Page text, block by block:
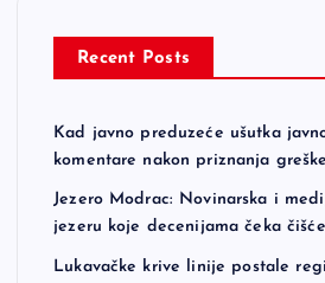
Recent Posts
Kad javno preduzeće ušutka
komentare nakon priznanja greške
Jezero Modrac: Novinarska i
jezeru koje decenijama čeka
Lukavačke krive linije postale